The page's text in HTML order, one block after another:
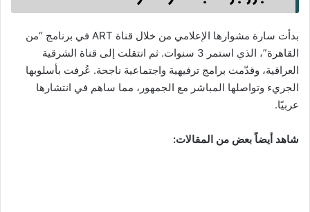
بدأت سارة مشوارها الإعلامي من خلال قناة ART في برنامج “من
القاهرة”، الذي استمر 3 سنوات. ثم انتقلت إلى قناة الشرقية
العراقية، وقدّمت برامج ترفيهية واجتماعية ناجحة. عُرفت بأسلوبها
الجريء وتواصلها المباشر مع الجمهور، مما ساهم في انتشارها
عربيًا.
شاهد أيضاً بعض من المقالات: